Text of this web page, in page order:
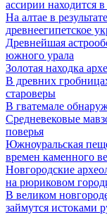
ассирии находится
На алтае в
древнеегипетское
Древнейшая
южного урала
Золотая находка
В древних
староверы
В гватемале
Средневековые
поверья
Южноуральская
времен каменного
Новгородские
на рюриковом
В великом
займутся истоками